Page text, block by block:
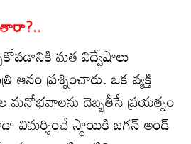
మత విద్వేషాలు
ప్రశ్నించారు. ఒక వ్యక్తి
మనోభవాలను దెబ్బతీసే ప్రయత్నం
విమర్శించే స్థాయికి జగన్ అండ్